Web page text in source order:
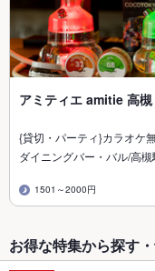
アミティエ amitie 高槻
{貸切・パーティ}カラオケ
ダイニングバー・バル/高槻
1501～2000円
お得な特集から探す